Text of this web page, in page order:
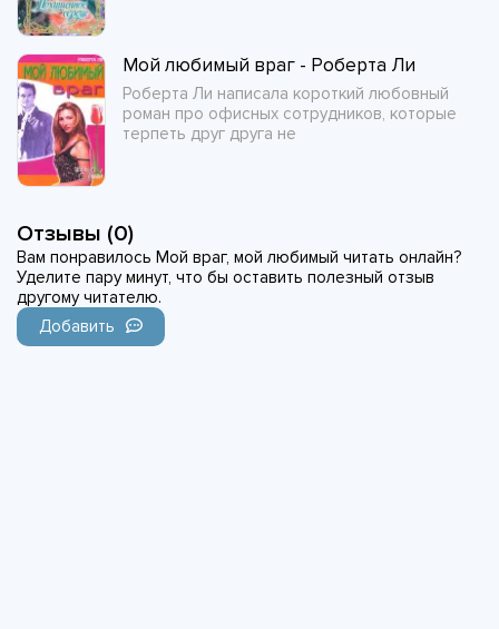
Мой любимый враг - Роберта Ли
Роберта Ли написала короткий любовный
роман про офисных сотрудников, которые
терпеть друг друга не
Отзывы (0)
Вам понравилось Мой враг, мой любимый читать онлайн?
Уделите пару минут, что бы оставить полезный отзыв
другому читателю.
Добавить